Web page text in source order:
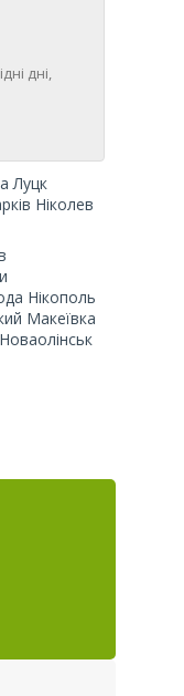
дні,
Луцк
Ніколев
Нікополь
Макеївка